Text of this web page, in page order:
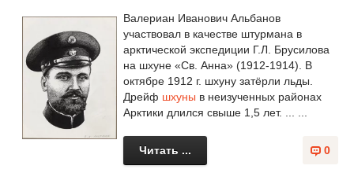
Валериан Иванович Альбанов
участвовал в качестве штурмана в
арктической экспедиции Г.Л. Брусилова
на шхуне «Св. Анна» (1912-1914). В
октябре 1912 г. шхуну затёрли льды.
Дрейф шхуны в неизученных районах
Арктики длился свыше 1,5 лет. ... ...
0
Читать ...